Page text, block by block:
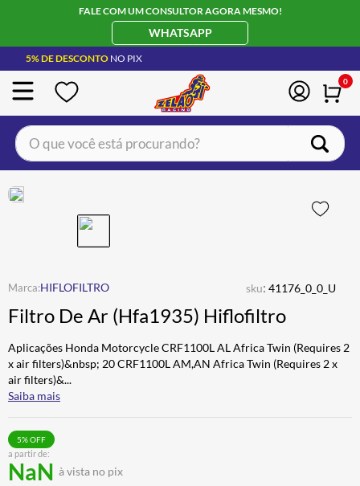
FALE COM UM CONSULTOR AGORA MESMO!
WHATSAPP
5% DE DESCONTO NO PIX
0
O que você está procurando?
HIFLOFILTRO sku: 41176_0_0_U
Filtro De Ar (Hfa1935) Hiflofiltro
Aplicações Honda Motorcycle CRF1100L AL Africa Twin (Requires 2
x air filters)&nbsp; 20 CRF1100L AM,AN Africa Twin (Requires 2 x
air filters)&...
Saiba mais
a partir de:
NaN à vista no pix
5% OFF
BOTA
4º ÓCULOS SOLAR
5º LUVA
6º BAU
7º ALPINESTAR
8º AIROH
9º
10º